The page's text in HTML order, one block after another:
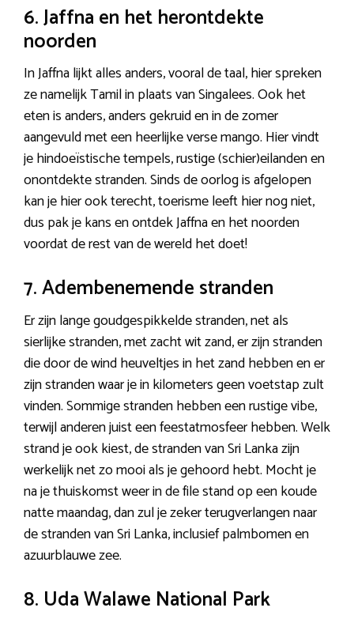
6. Jaffna en het herontdekte
noorden
In Jaffna lijkt alles anders, vooral de taal, hier spreken
ze namelijk Tamil in plaats van Singalees. Ook het
eten is anders, anders gekruid en in de zomer
aangevuld met een heerlijke verse mango. Hier vindt
je hindoeïstische tempels, rustige (schier)eilanden en
onontdekte stranden. Sinds de oorlog is afgelopen
kan je hier ook terecht, toerisme leeft hier nog niet,
dus pak je kans en ontdek Jaffna en het noorden
voordat de rest van de wereld het doet!
7. Adembenemende stranden
Er zijn lange goudgespikkelde stranden, net als
sierlijke stranden, met zacht wit zand, er zijn stranden
die door de wind heuveltjes in het zand hebben en er
zijn stranden waar je in kilometers geen voetstap zult
vinden. Sommige stranden hebben een rustige vibe,
terwijl anderen juist een feestatmosfeer hebben. Welk
strand je ook kiest, de stranden van Sri Lanka zijn
werkelijk net zo mooi als je gehoord hebt. Mocht je
na je thuiskomst weer in de file stand op een koude
natte maandag, dan zul je zeker terugverlangen naar
de stranden van Sri Lanka, inclusief palmbomen en
azuurblauwe zee.
8. Uda Walawe National Park